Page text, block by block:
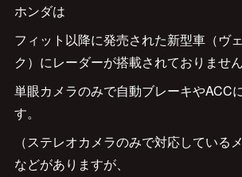
ホンダは
フィット以降に発売された新型車（ヴ
ク）にレーダーが搭載されておりません
単眼カメラのみで自動ブレーキやACC
す。
（ステレオカメラのみで対応している
などがありますが、